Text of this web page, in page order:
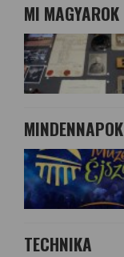
MI MAGYAROK
MINDENNAPOK
TECHNIKA